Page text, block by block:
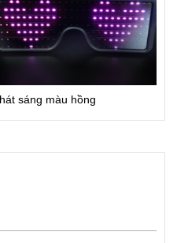
sáng màu hồng